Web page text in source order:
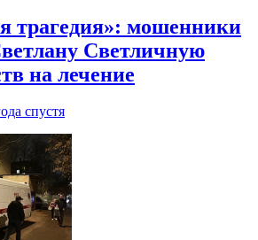
трагедия»: мошенники
Светличную
на лечение
спустя